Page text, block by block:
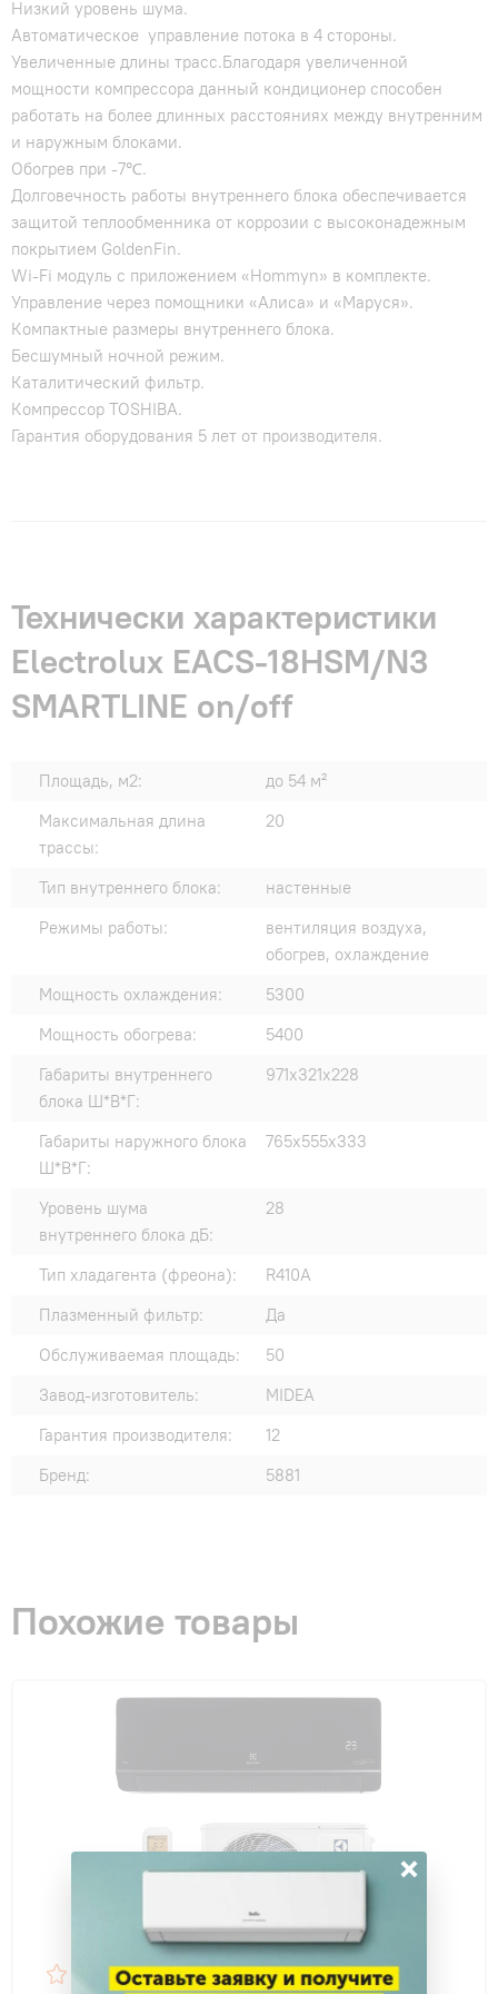
Низкий уровень шума.
Автоматическое управление потока в 4 стороны.
Увеличенные длины трасс.Благодаря увеличенной
мощности компрессора данный кондиционер способен
работать на более длинных расстояниях между внутренним
и наружным блоками.
Обогрев при -7℃.
Долговечность работы внутреннего блока обеспечивается
защитой теплообменника от коррозии с высоконадежным
покрытием GoldenFin.
Wi-Fi модуль с приложением «Hommyn» в комплекте.
Управление через помощники «Алиса» и «Маруся».
Компактные размеры внутреннего блока.
Бесшумный ночной режим.
Каталитический фильтр.
Компрессор TOSHIBA.
Гарантия оборудования 5 лет от производителя.
Технически характеристики
Electrolux EACS-18HSM/N3
SMARTLINE on/off
Площадь, м2:
до 54 м²
Максимальная длина
трассы:
20
Тип внутреннего блока:
настенные
Режимы работы:
вентиляция воздуха,
обогрев, охлаждение
Мощность охлаждения:
5300
Мощность обогрева:
5400
Габариты внутреннего
блока Ш*В*Г:
971х321х228
Габариты наружного блока
Ш*В*Г:
765x555х333
Уровень шума
внутреннего блока дБ:
28
Тип хладагента (фреона):
R410A
Плазменный фильтр:
Да
Обслуживаемая площадь:
50
Завод-изготовитель:
MIDEA
Гарантия производителя:
12
Бренд:
5881
Похожие товары
48
×